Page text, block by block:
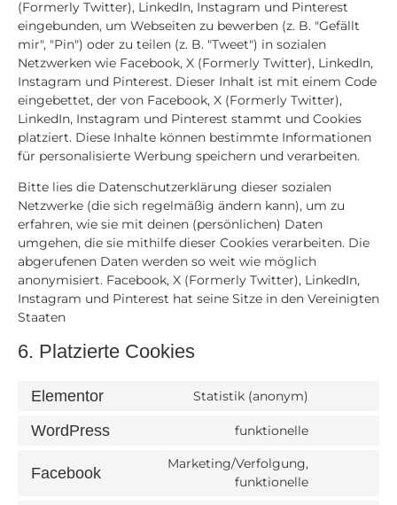
(Formerly Twitter), LinkedIn, Instagram und Pinterest
eingebunden, um Webseiten zu bewerben (z. B. "Gefällt
mir", "Pin") oder zu teilen (z. B. "Tweet") in sozialen
Netzwerken wie Facebook, X (Formerly Twitter), LinkedIn,
Instagram und Pinterest. Dieser Inhalt ist mit einem Code
eingebettet, der von Facebook, X (Formerly Twitter),
LinkedIn, Instagram und Pinterest stammt und Cookies
platziert. Diese Inhalte können bestimmte Informationen
für personalisierte Werbung speichern und verarbeiten.
Bitte lies die Datenschutzerklärung dieser sozialen
Netzwerke (die sich regelmäßig ändern kann), um zu
erfahren, wie sie mit deinen (persönlichen) Daten
umgehen, die sie mithilfe dieser Cookies verarbeiten. Die
abgerufenen Daten werden so weit wie möglich
anonymisiert. Facebook, X (Formerly Twitter), LinkedIn,
Instagram und Pinterest hat seine Sitze in den Vereinigten
Staaten
6. Platzierte Cookies
Elementor Statistik (anonym)
WordPress funktionelle
Facebook
Marketing/Verfolgung,
funktionelle